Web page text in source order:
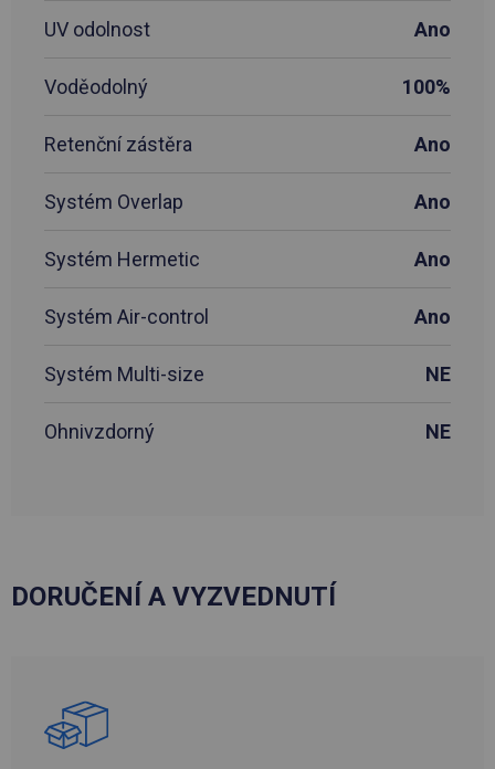
UV odolnost Ano
Voděodolný 100%
Retenční zástěra Ano
Systém Overlap Ano
Systém Hermetic Ano
Systém Air-control Ano
Systém Multi-size NE
Ohnivzdorný NE
DORUČENÍ A VYZVEDNUTÍ